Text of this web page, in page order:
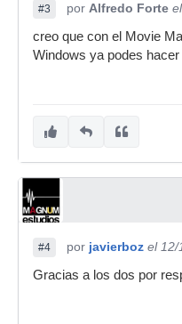
#3 por Alfredo Forte
creo que con el Movie
Windows ya podes hacer
#4 por javierboz el 12/
Gracias a los dos por